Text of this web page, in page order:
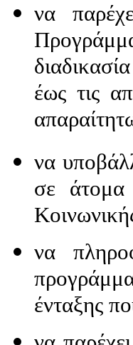
να
έως τις
να
σε άτομα
να
ένταξης